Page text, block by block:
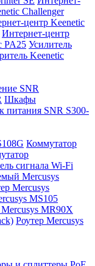
Challenger
центр Keenetic
Интернет-центр
PA25 Усилитель
Keenetic
SNR
Шкафы
питания SNR S300-
Коммутатор
сигнала Wi-Fi
Mercusys
Mercusys
MS105
Mercusys MR90X
Роутер Mercusys